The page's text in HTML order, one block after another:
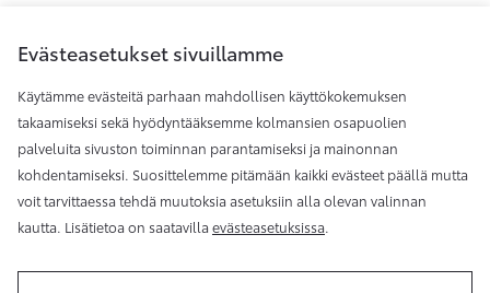
Toyota Helsinki
Evästeasetukset sivuillamme
Käytämme evästeitä parhaan mahdollisen käyttökokemuksen
takaamiseksi sekä hyödyntääksemme kolmansien osapuolien
palveluita sivuston toiminnan parantamiseksi ja mainonnan
kohdentamiseksi. Suosittelemme pitämään kaikki evästeet päällä mutta
voit tarvittaessa tehdä muutoksia asetuksiin alla olevan valinnan
kautta. Lisätietoa on saatavilla evästeasetuksissa.